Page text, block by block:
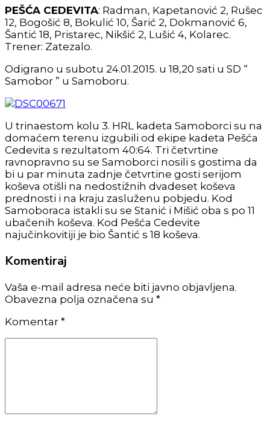
PEŠĆA CEDEVITA: Radman, Kapetanović 2, Rušec
12, Bogošić 8, Bokulić 10, Šarić 2, Dokmanović 6,
Šantić 18, Pristarec, Nikšić 2, Lušić 4, Kolarec.
Trener: Zatezalo.
Odigrano u subotu 24.01.2015. u 18,20 sati u SD “
Samobor ” u Samoboru.
U trinaestom kolu 3. HRL kadeta Samoborci su na
domaćem terenu izgubili od ekipe kadeta Pešća
Cedevita s rezultatom 40:64. Tri četvrtine
ravnopravno su se Samoborci nosili s gostima da
bi u par minuta zadnje četvrtine gosti serijom
koševa otišli na nedostižnih dvadeset koševa
prednosti i na kraju zasluženu pobjedu. Kod
Samoboraca istakli su se Stanić i Mišić oba s po 11
ubačenih koševa. Kod Pešća Cedevite
najučinkovitiji je bio Šantić s 18 koševa.
Komentiraj
Vaša e-mail adresa neće biti javno objavljena.
Obavezna polja označena su *
Komentar *